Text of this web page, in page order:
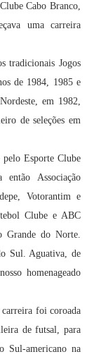
Cabo Branco,
uma carreira
tradicionais Jogos
de 1984, 1985 e
em 1982,
de seleções em
pelo Esporte Clube
Associação
Votorantim e
Clube e ABC
Grande do Norte.
Sul. Aguativa, de
homenageado
carreira foi coroada
de futsal, para
Sul-americano na